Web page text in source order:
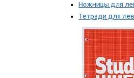
Ножницы для
Тетради для
Точилки для
Мы рекомендуем